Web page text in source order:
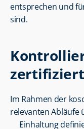
entsprechen und
sind.
Im Rahmen der
relevanten
Einhaltung